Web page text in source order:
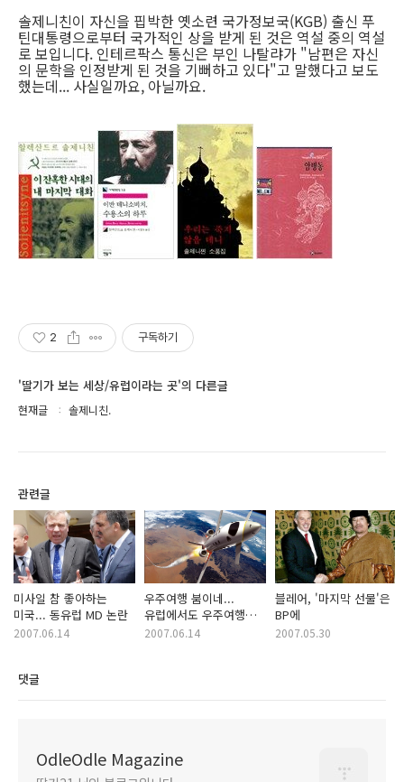
솔제니친이 자신을 핍박한 옛소련 국가정보국(KGB) 출신 푸
틴대통령으로부터 국가적인 상을 받게 된 것은 역설 중의 역설
로 보입니다. 인테르팍스 통신은 부인 나탈랴가 "남편은 자신
의 문학을 인정받게 된 것을 기뻐하고 있다"고 말했다고 보도
했는데... 사실일까요, 아닐까요.
2 구독하기
'딸기가 보는 세상/유럽이라는 곳'의 다른글
현재글 솔제니친.
관련글
미사일 참 좋아하는
미국... 동유럽 MD 논란
2007.06.14
우주여행 붐이네...
유럽에서도 우주여행
상품 등장
2007.06.14
블레어, '마지막 선물'은
BP에
2007.05.30
댓글
OdleOdle Magazine